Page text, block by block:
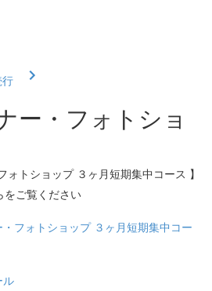
ー・フォトショ
ォトショップ ３ヶ月短期集中コース 】
をご覧ください
フォトショップ ３ヶ月短期集中コー
ル